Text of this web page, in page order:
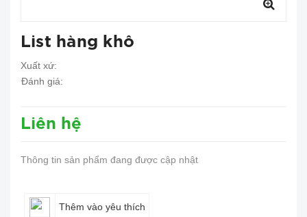
List hàng khô
Xuất xứ:
Đánh giá:
Liên hệ
Thông tin sản phẩm đang được cập nhật
Thêm vào yêu thích